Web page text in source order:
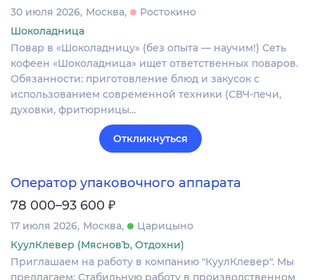
30 июля 2026 Москва
Ростокино
Шоколадница
Повар в «Шоколадницу» (без опыта — научим!) Сеть
кофеен «Шоколадница» ищет ответственных поваров.
Обязанности: приготовление блюд и закусок с
использованием современной техники (СВЧ‑печи,
духовки, фритюрницы…
Откликнуться
Оператор упаковочного аппарата
78 000–93 600 ₽
17 июля 2026 Москва
Царицыно
КуулКлевер (МясновЪ, Отдохни)
Приглашаем на работу в компанию "КуулКлевер". Мы
предлагаем: Стабильную работу в производственном